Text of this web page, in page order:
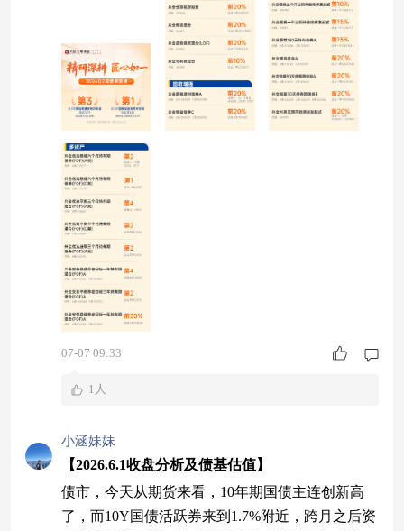
07-07 09:33
1人
小涵妹妹
【2026.6.1收盘分析及债基估值】
债市，今天从期货来看，10年期国债主连创新高
了，而10Y国债活跃券来到1.7%附近，跨月之后资